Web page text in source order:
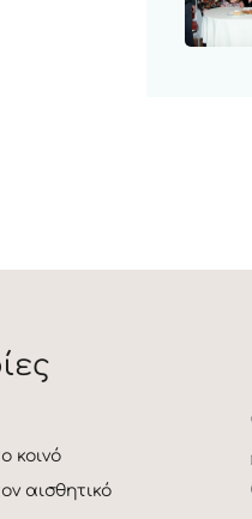
κοινό
αισθητικό